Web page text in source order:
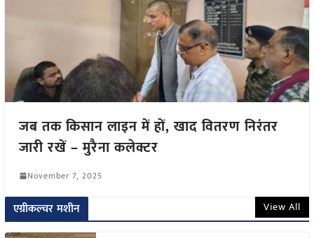
जब तक किसान लाइन में हों, खाद वितरण निरंतर
जारी रखें – मुरैना कलेक्टर
November 7, 2025
एग्रीकल्चर मशीन View All